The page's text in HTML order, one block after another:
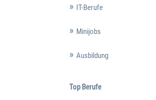
IT-Berufe
Minijobs
Ausbildung
Top Berufe